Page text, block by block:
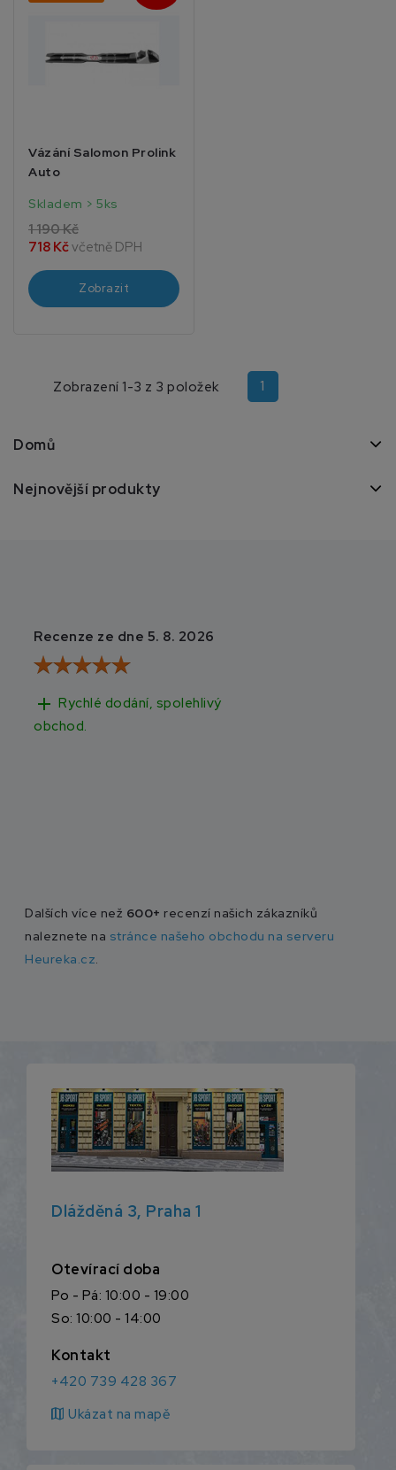
Vázání Salomon Prolink
Auto
Skladem > 5ks
1 190 Kč
718 Kčvčetně DPH
Zobrazit
Zobrazení 1-3 z 3 položek 1
Domů
Nejnovější produkty
Recenze ze dne 5. 8. 2026
add Rychlé dodání, spolehlivý
obchod.
Dalších více než 600+ recenzí našich zákazníků
naleznete na stránce našeho obchodu na serveru
Heureka.cz.
Dlážděná 3, Praha 1
Otevírací doba
Po - Pá: 10:00 - 19:00
So: 10:00 - 14:00
Kontakt
+420 739 428 367
map Ukázat na mapě